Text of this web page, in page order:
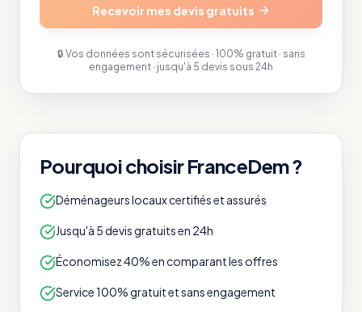
Recevoir mes devis gratuits
🔒 Vos données sont sécurisées · 100% gratuit · sans
engagement · jusqu'à 5 devis sous 24h
Pourquoi choisir FranceDem ?
Déménageurs locaux certifiés et assurés
Jusqu'à 5 devis gratuits en 24h
Économisez 40% en comparant les offres
Service 100% gratuit et sans engagement